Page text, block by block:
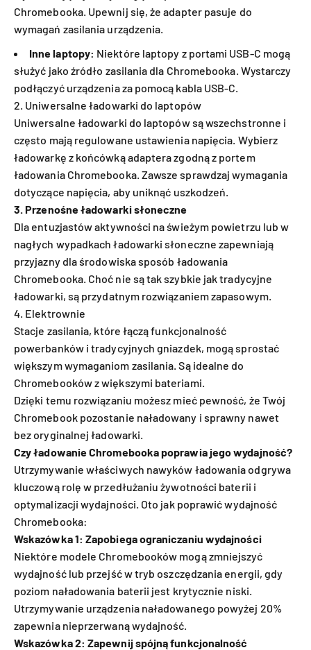
Chromebooka. Upewnij się, że adapter pasuje do
wymagań zasilania urządzenia.
Inne laptopy: Niektóre laptopy z portami USB-C mogą
służyć jako źródło zasilania dla Chromebooka. Wystarczy
podłączyć urządzenia za pomocą kabla USB-C.
2. Uniwersalne ładowarki do laptopów
Uniwersalne ładowarki do laptopów są wszechstronne i
często mają regulowane ustawienia napięcia. Wybierz
ładowarkę z końcówką adaptera zgodną z portem
ładowania Chromebooka. Zawsze sprawdzaj wymagania
dotyczące napięcia, aby uniknąć uszkodzeń.
3. Przenośne ładowarki słoneczne
Dla entuzjastów aktywności na świeżym powietrzu lub w
nagłych wypadkach ładowarki słoneczne zapewniają
przyjazny dla środowiska sposób ładowania
Chromebooka. Choć nie są tak szybkie jak tradycyjne
ładowarki, są przydatnym rozwiązaniem zapasowym.
4. Elektrownie
Stacje zasilania, które łączą funkcjonalność
powerbanków i tradycyjnych gniazdek, mogą sprostać
większym wymaganiom zasilania. Są idealne do
Chromebooków z większymi bateriami.
Dzięki temu rozwiązaniu możesz mieć pewność, że Twój
Chromebook pozostanie naładowany i sprawny nawet
bez oryginalnej ładowarki.
Czy ładowanie Chromebooka poprawia jego wydajność?
Utrzymywanie właściwych nawyków ładowania odgrywa
kluczową rolę w przedłużaniu żywotności baterii i
optymalizacji wydajności. Oto jak poprawić wydajność
Chromebooka:
Wskazówka 1: Zapobiega ograniczaniu wydajności
Niektóre modele Chromebooków mogą zmniejszyć
wydajność lub przejść w tryb oszczędzania energii, gdy
poziom naładowania baterii jest krytycznie niski.
Utrzymywanie urządzenia naładowanego powyżej 20%
zapewnia nieprzerwaną wydajność.
Wskazówka 2: Zapewnij spójną funkcjonalność